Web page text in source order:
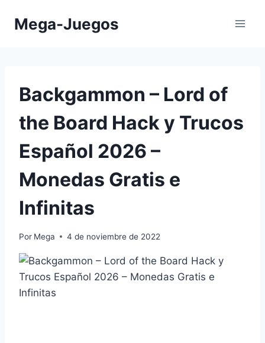
Mega-Juegos
Backgammon – Lord of
the Board ⁣Hack y Trucos
Español 2026 –
Monedas Gratis e
Infinitas
Por Mega 4 de noviembre de 2022